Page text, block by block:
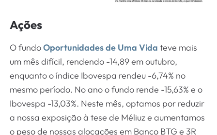
Ações
O fundoOportunidades de Uma Vida teve mais
um mês difícil, rendendo -14,89 em outubro,
enquanto o índice Ibovespa rendeu -6,74% no
mesmo período. No ano o fundo rende -15,63% e o
Ibovespa -13,03%. Neste mês, optamos por reduzir
a nossa exposição à tese de Méliuz e aumentamos
o peso de nossas alocações em Banco BTG e 3R